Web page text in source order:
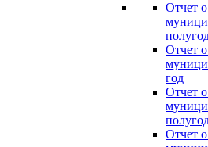
Отчет
Отчет
год
Отчет
Отчет